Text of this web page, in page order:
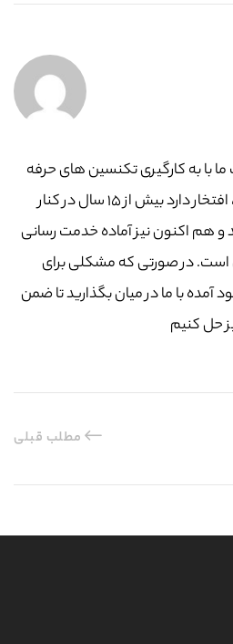
با به‌ کارگیری تکنسین های حرفه
ای و سرویس کاران با تجربه ، افتخار دارد بیش از ۱۵ سال در کنار
هم اکنون نیز آماده خدمت رسانی
گانه تهران است. در صورتی که مشکلی برای
با ما در میان بگذارید تا ضمن
حل کنیم
مطلب قبلی